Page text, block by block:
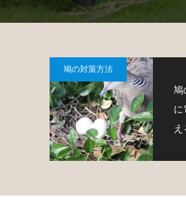
可能
くなるようにする対策で
鳩の対策方法
鳩
に
え